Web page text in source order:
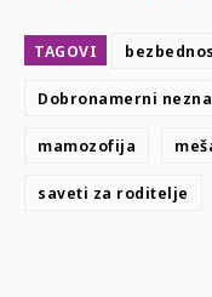
TAGOVI
Dobronamerni
mamozofija
saveti za roditelje